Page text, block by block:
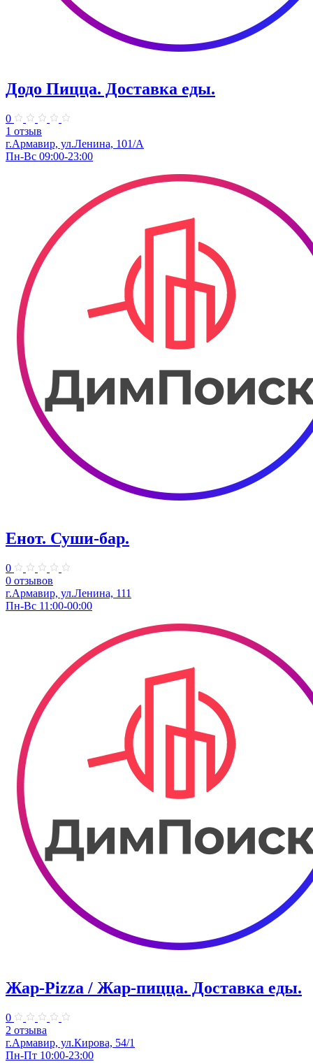
Додо Пицца. Доставка еды.
0
1 отзыв
г.Армавир, ул.Ленина, 101/А
Пн-Вс 09:00-23:00
Енот. Суши-бар.
0
0 отзывов
г.Армавир, ул.Ленина, 111
Пн-Вс 11:00-00:00
Жар-Pizza / Жар-пицца. Доставка еды.
0
2 отзыва
г.Армавир, ул.Кирова, 54/1
Пн-Пт 10:00-23:00